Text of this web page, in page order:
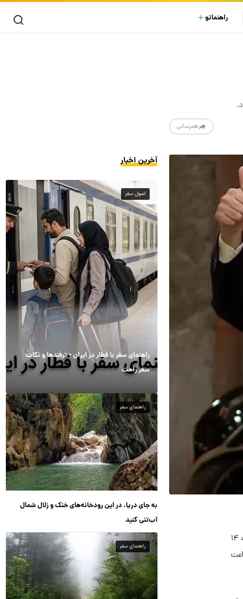
راهنماتو
همرسانی
ویژه برنامه «فوتبال برتر» همزمان با پخش یکصد و پنجمین شهرآورد پایتخت، پنجشنبه ۹ اسفند ساعت ۱۴
آخرین اخبار
اصول سفر
راهنمای سفر با قطار در ایران + ترفندها و نکات
سفر راحت
راهنمای سفر
به جای دریا، در این رودخانه‌های خنک و زلال شمال
آب‌تنی کنید
راهنمای سفر